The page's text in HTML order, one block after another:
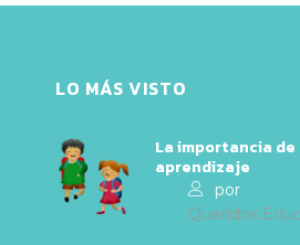
LO MÁS VISTO
La importancia
aprendizaje
por
Queridos